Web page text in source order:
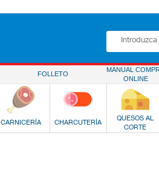
FOLLETO
MANUAL
ONLINE
CARNICERÍA CHARCUTERÍA
QUESOS AL
CORTE